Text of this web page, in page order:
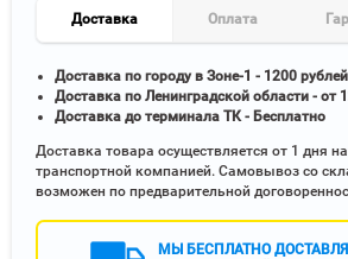
Доставка Оплата
Доставка по городу в Зоне-1 - 1200 рублей
Доставка по Ленинградской области - от
Доставка до терминала ТК - Бесплатно
Доставка товара осуществляется от 1 дня
транспортной компанией. Самовывоз со
возможен по предварительной
МЫ БЕСПЛАТНО